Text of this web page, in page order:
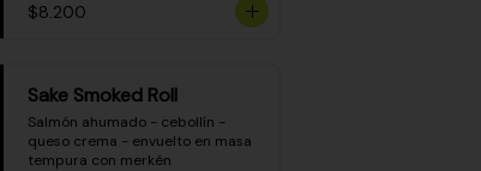
$8.200
Sake Smoked Roll
Salmón ahumado - cebollín -
queso crema - envuelto en masa
tempura con merkén